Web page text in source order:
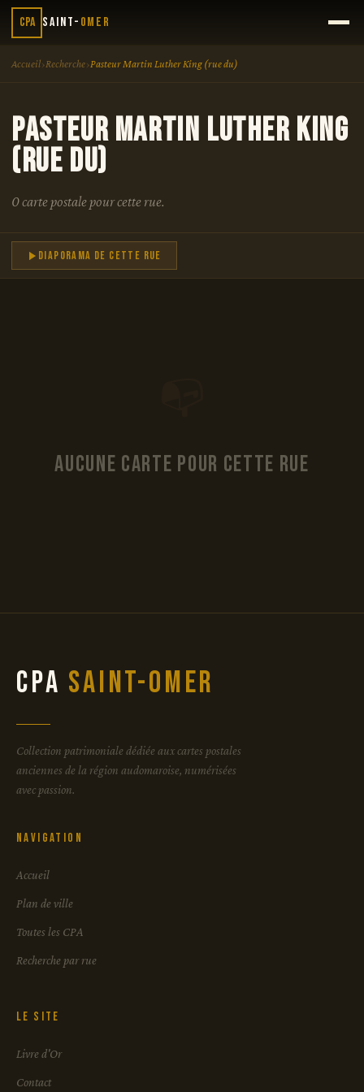
CPA Saint- Omer
Accueil›Recherche›Pasteur Martin Luther King (rue du)
Pasteur Martin Luther King
(rue du)
0 carte postale pour cette rue.
Diaporama de cette rue
Aucune carte pour cette rue
CPA Saint-Omer
Collection patrimoniale dédiée aux cartes postales
anciennes de la région audomaroise, numérisées
avec passion.
Navigation
Accueil
Plan de ville
Toutes les CPA
Recherche par rue
Le site
Livre d'Or
Contact